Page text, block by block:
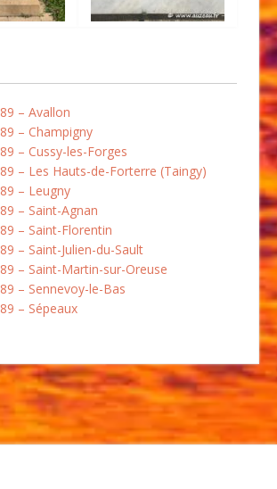
89 – Avallon
89 – Champigny
89 – Cussy-les-Forges
89 – Les Hauts-de-Forterre (Taingy)
89 – Leugny
89 – Saint-Agnan
89 – Saint-Florentin
89 – Saint-Julien-du-Sault
89 – Saint-Martin-sur-Oreuse
89 – Sennevoy-le-Bas
89 – Sépeaux